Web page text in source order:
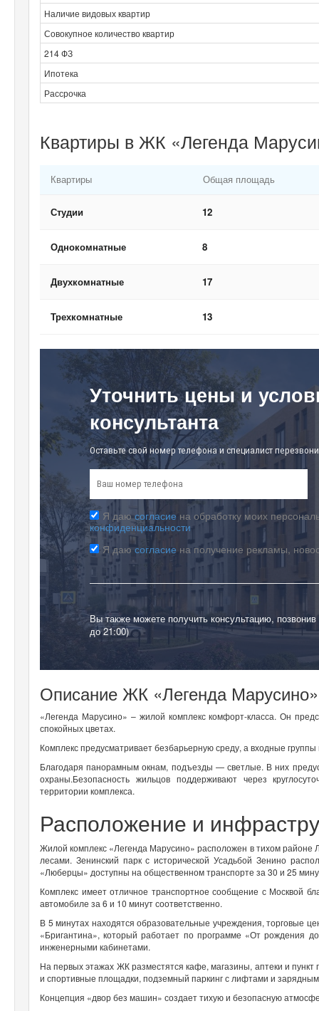
Наличие видовых квартир
Совокупное количество квартир
214 ФЗ
Ипотека
Рассрочка
Квартиры в ЖК «Легенда
Квартиры Общая площадь
Студии 12
Однокомнатные 8
Двухкомнатные 17
Трехкомнатные 13
Уточнить цены и
консультанта
Оставьте свой номер телефона и специалист
Я даюсогласие на обработку моих
конфиденциальности
Я даю согласие на получение рекламы,
Вы также можете получить консультацию,
до 21:00)
Описание ЖК «Легенда Марусино»
«Легенда Марусино» – жилой комплекс комфорт-класса. Он
спокойных цветах.
Комплекс предусматривает безбарьерную среду, а входные
Благодаря панорамным окнам, подъезды — светлые. В них
охраны.Безопасность жильцов поддерживают через
территории комплекса.
Расположение и
Жилой комплекс «Легенда Марусино» расположен в тихом районе
лесами. Зенинский парк с исторической Усадьбой Зенино
«Люберцы» доступны на общественном транспорте за 30 и 25
Комплекс имеет отличное транспортное сообщение с Москвой
автомобиле за 6 и 10 минут соответственно.
В 5 минутах находятся образовательные учреждения, торговые
«Бригантина», который работает по программе «От
инженерными кабинетами.
На первых этажах ЖК разместятся кафе, магазины, аптеки и
и спортивные площадки, подземный паркинг с лифтами и
Концепция «двор без машин» создает тихую и безопасную